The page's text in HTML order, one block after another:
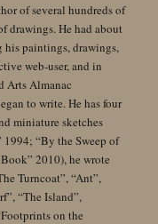
of several hundreds of
drawings. He had about
paintings, drawings,
web-user, and in
Arts Almanac
to write. He has four
miniature sketches
“By the Sweep of
2010), he wrote
Turncoat”, “Ant”,
“The Island”,
on the